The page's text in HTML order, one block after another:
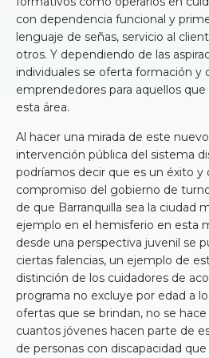
con dependencia funcional y
lenguaje de señas, servicio al
otros. Y dependiendo de las
individuales se oferta formación y
emprendedores para aquellos
esta área.
Al hacer una mirada de este
intervención pública del sistema
podríamos decir que es un éxito y
compromiso del gobierno de
de que Barranquilla sea la ciudad
ejemplo en el hemisferio en esta
desde una perspectiva juvenil se
ciertas falencias, un ejemplo de
distinción de los cuidadores de
programa no excluye por edad a
ofertas que se brindan, no se
cuantos jóvenes hacen parte de
de personas con discapacidad